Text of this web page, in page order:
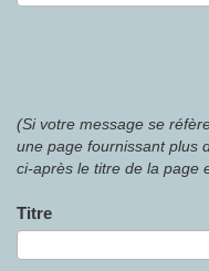
(Si votre message se
une page fournissant plus
ci-après le titre de la page
Titre